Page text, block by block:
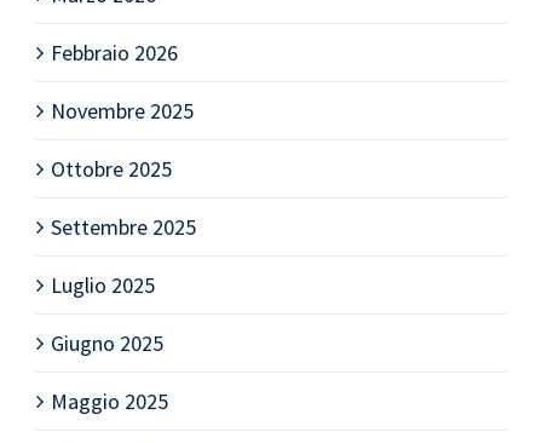
Febbraio 2026
Novembre 2025
Ottobre 2025
Settembre 2025
Luglio 2025
Giugno 2025
Maggio 2025